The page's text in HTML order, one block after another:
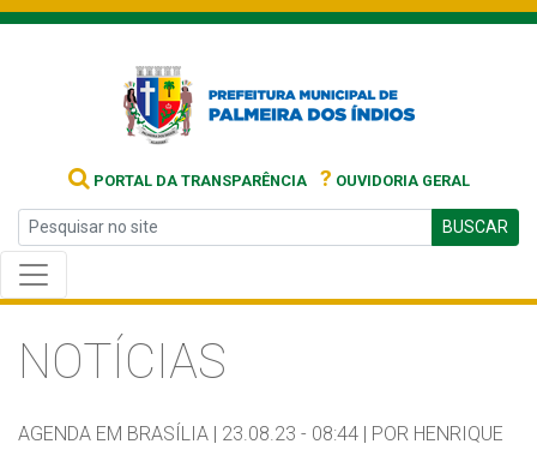
PORTAL DA TRANSPARÊNCIA ? OUVIDORIA GERAL
BUSCAR
NOTÍCIAS
AGENDA EM BRASÍLIA | 23.08.23 - 08:44 | POR HENRIQUE